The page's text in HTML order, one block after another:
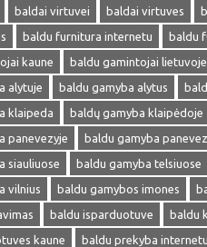
baldai virtuvei baldai virtuves
baldu furnitura internetu baldu
kaune
baldu gamintojai lietuvoje
alytuje
baldu gamyba alytus
klaipeda
baldų gamyba klaipėdoje
panevezyje
baldu gamyba
siauliuose
baldu gamyba telsiuose
vilnius
baldu gamybos imones
baldu isparduotuve baldu
kaune
baldu prekyba internetu